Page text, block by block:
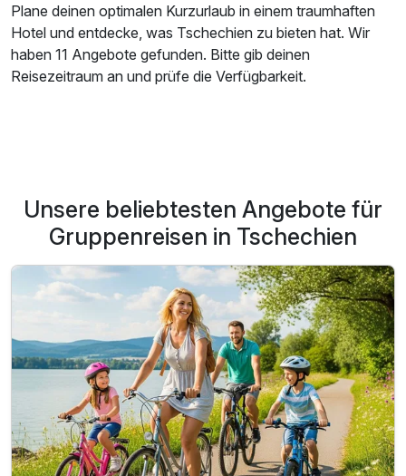
Plane deinen optimalen Kurzurlaub in einem traumhaften
Hotel und entdecke, was Tschechien zu bieten hat. Wir
haben 11 Angebote gefunden. Bitte gib deinen
Reisezeitraum an und prüfe die Verfügbarkeit.
Unsere beliebtesten Angebote für
Gruppenreisen in Tschechien